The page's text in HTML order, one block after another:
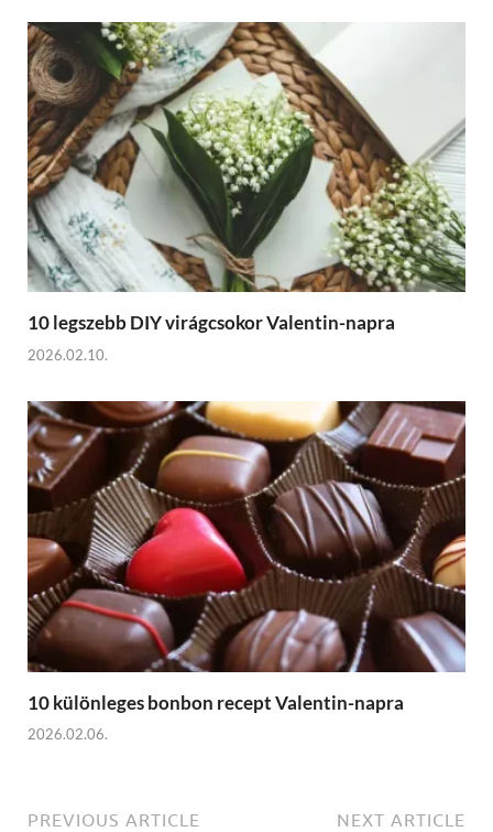
10 legszebb DIY virágcsokor Valentin-napra
2026.02.10.
10 különleges bonbon recept Valentin-napra
2026.02.06.
PREVIOUS ARTICLE NEXT ARTICLE